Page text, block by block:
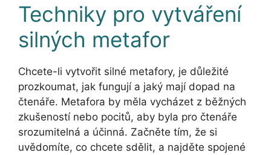
Techniky pro vytváření
silných metafor
Chcete-li vytvořit silné metafory, je důležité
prozkoumat, jak fungují a jaký mají dopad na
čtenáře. Metafora by měla vycházet z běžných
zkušeností nebo pocitů, aby byla pro čtenáře
srozumitelná a účinná. Začněte tím, že si
uvědomíte, co chcete sdělit, a najděte spojené